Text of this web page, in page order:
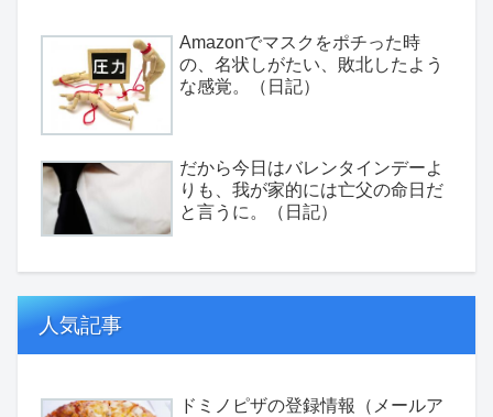
Amazonでマスクをポチった時
の、名状しがたい、敗北したよう
な感覚。（日記）
だから今日はバレンタインデーよ
りも、我が家的には亡父の命日だ
と言うに。（日記）
人気記事
ドミノピザの登録情報（メールア